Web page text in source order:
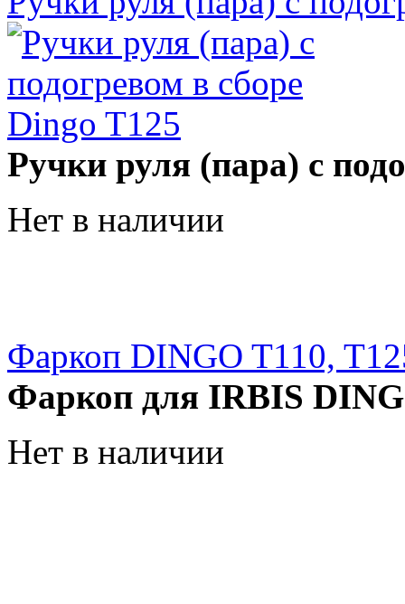
Ручки руля (пара) с
Нет в наличии
Фаркоп DINGO T110,
Фаркоп для IRBIS
Нет в наличии